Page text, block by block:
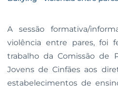
A sessão formativa/
violência entre pares, foi
trabalho da Comissão de
Jovens de Cinfães aos
estabelecimentos de